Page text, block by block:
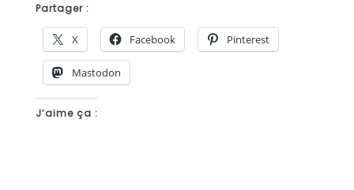
Partager :
X Facebook Pinterest
Mastodon
J’aime ça :